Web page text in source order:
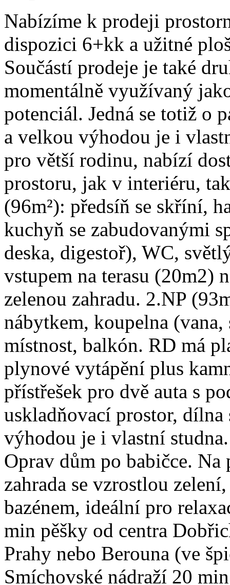
Nabízíme k prodeji
dispozici 6+kk a užitné
Součástí prodeje je také
momentálně využívaný
potenciál. Jedná se totiž o
a velkou výhodou je i
pro větší rodinu, nabízí
prostoru, jak v interiéru,
(96m²): předsíň se skříní,
kuchyň se zabudovanými
deska, digestoř), WC,
vstupem na terasu (20m2)
zelenou zahradu. 2.NP
nábytkem, koupelna
místnost, balkón. RD má
plynové vytápění plus
přístřešek pro dvě auta s
uskladňovací prostor,
výhodou je i vlastní
Oprav dům po babičce. Na
zahrada se vzrostlou
bazénem, ideální pro
min pěšky od centra
Prahy nebo Berouna (ve
Smíchovské nádraží 20